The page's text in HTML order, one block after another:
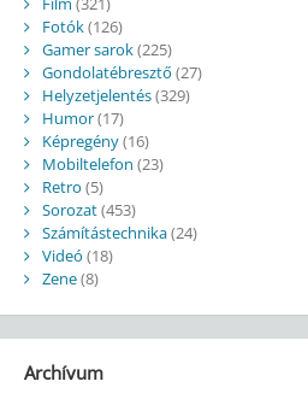
Fotók(126)
Gamer sarok(225)
Gondolatébresztő (27)
Helyzetjelentés(329)
Humor(17)
Képregény(16)
Mobiltelefon (23)
Retro (5)
Sorozat(453)
Számítástechnika(24)
Videó (18)
Zene(8)
Archívum